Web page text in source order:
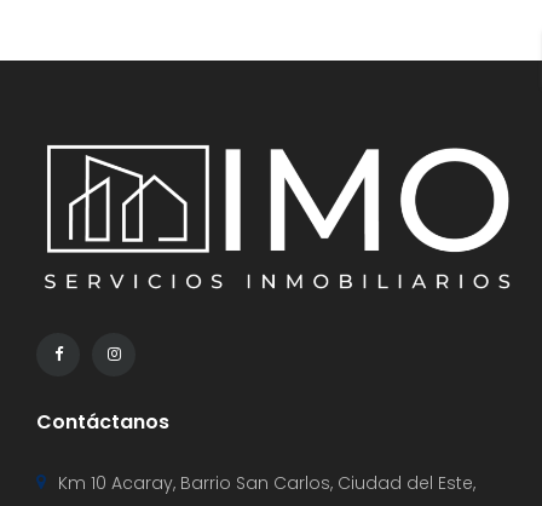
Contáctanos
Km 10 Acaray, Barrio San Carlos, Ciudad del Este,